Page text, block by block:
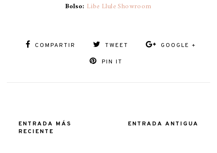
Bolso: Libe Llule Showroom
COMPARTIR TWEET GOOGLE +
PIN IT
ENTRADA MÁS
RECIENTE
ENTRADA ANTIGUA